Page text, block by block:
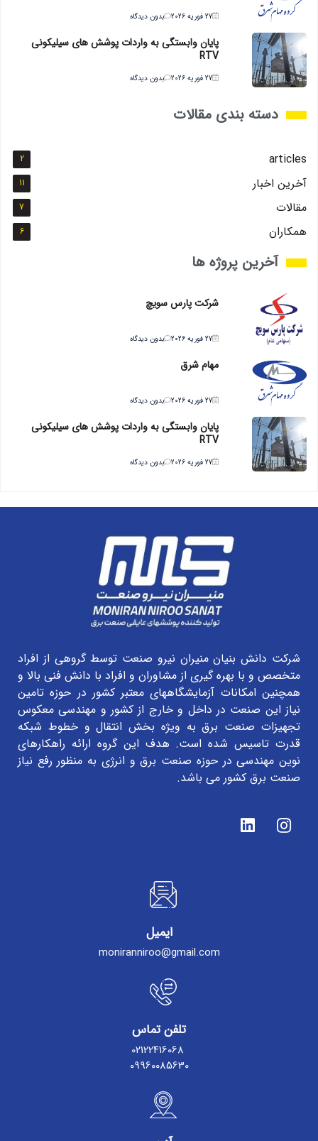
27 فوریه 2026 بدون دیدگاه
پایان وابستگی به واردات پوشش های سیلیکونی
RTV
27 فوریه 2026 بدون دیدگاه
دسته بندی مقالات
articles
2
آخرین اخبار 11
مقالات 7
همکاران 6
آخرین پروژه ها
شرکت پارس سویچ
27 فوریه 2026 بدون دیدگاه
مهام شرق
27 فوریه 2026 بدون دیدگاه
پایان وابستگی به واردات پوشش های سیلیکونی
RTV
27 فوریه 2026 بدون دیدگاه
شرکت دانش بنیان منیران نیرو صنعت توسط گروهی از افراد
متخصص و با بهره گیری از مشاوران و افراد با دانش فنی بالا و
همچنین امکانات آزمایشگاههای معتبر کشور در حوزه تامین
نیاز این صنعت در داخل و خارج از کشور و مهندسی معکوس
تجهیزات صنعت برق به ویژه بخش انتقال و خطوط شبکه
قدرت تاسیس شده است. هدف این گروه ارائه راهکارهای
نوین مهندسی در حوزه صنعت برق و انرژی به منظور رفع نیاز
صنعت برق کشور می باشد.
ایمیل
moniranniroo@gmail.com
تلفن تماس
02122416068
09960085630